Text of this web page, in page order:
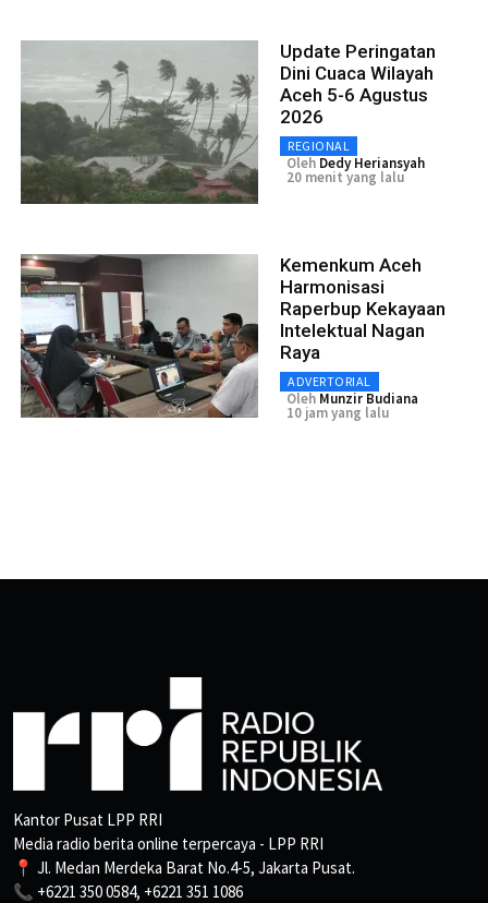
Update Peringatan
Dini Cuaca Wilayah
Aceh 5-6 Agustus
2026
REGIONAL
Oleh Dedy Heriansyah
20 menit yang lalu
Kemenkum Aceh
Harmonisasi
Raperbup Kekayaan
Intelektual Nagan
Raya
ADVERTORIAL
Oleh Munzir Budiana
10 jam yang lalu
Kantor Pusat LPP RRI
Media radio berita online terpercaya - LPP RRI
📍 Jl. Medan Merdeka Barat No.4-5, Jakarta Pusat.
📞 +6221 350 0584, +6221 351 1086